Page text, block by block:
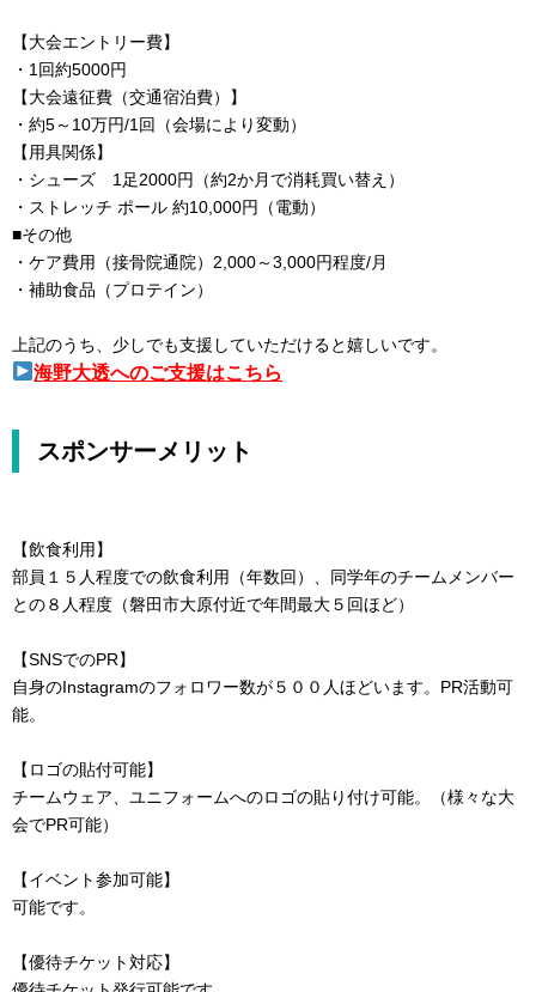
【大会エントリー費】
・1回約5000円
【大会遠征費（交通宿泊費）】
・約5～10万円/1回（会場により変動）
【用具関係】
・シューズ 1足2000円（約2か月で消耗買い替え）
・ストレッチ ポール 約10,000円（電動）
■その他
・ケア費用（接骨院通院）2,000～3,000円程度/月
・補助食品（プロテイン）
上記のうち、少しでも支援していただけると嬉しいです。
海野大透へのご支援はこちら
スポンサーメリット
【飲食利用】
部員１５人程度での飲食利用（年数回）、同学年のチームメンバー
との８人程度（磐田市大原付近で年間最大５回ほど）
【SNSでのPR】
自身のInstagramのフォロワー数が５００人ほどいます。PR活動可
能。
【ロゴの貼付可能】
チームウェア、ユニフォームへのロゴの貼り付け可能。（様々な大
会でPR可能）
【イベント参加可能】
可能です。
【優待チケット対応】